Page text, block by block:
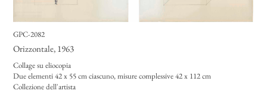
GPC-2082
Orizzontale, 1963
Collage su eliocopia
Due elementi 42 x 55 cm ciascuno, misure complessive 42 x 112 cm
Collezione dell'artista